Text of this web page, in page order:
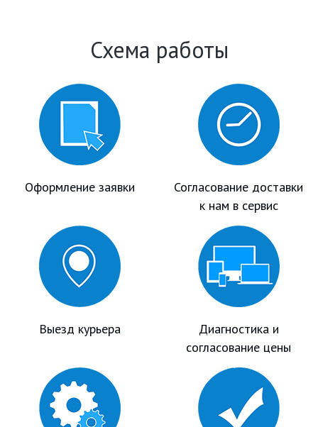
Схема работы
Оформление заявки
Согласование доставки
к нам в сервис
Выезд курьера
Диагностика и
согласование цены